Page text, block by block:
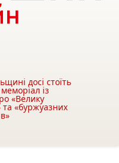
досі стоїть
із
«Велику
та «буржуазних